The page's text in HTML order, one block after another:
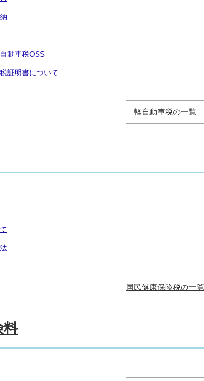
動車税OSS
証明書について
軽自動車税の一覧
国民健康保険税の一覧
料